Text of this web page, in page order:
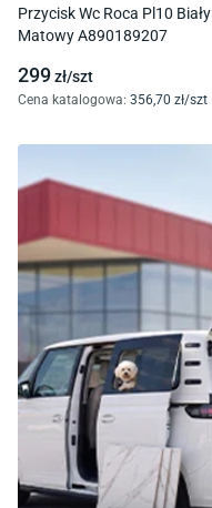
Przycisk Wc Roca Pl10 Biały
Matowy A890189207
299zł/szt
Cena katalogowa: 356,70 zł/szt